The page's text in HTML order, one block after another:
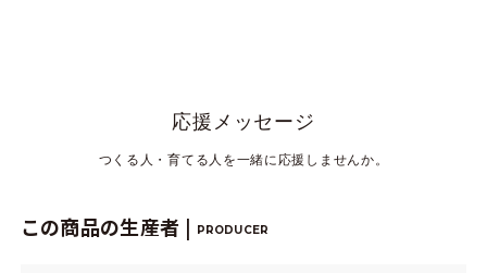
応援メッセージ
つくる人・育てる人を一緒に応援しませんか。
この商品の生産者 | PRODUCER